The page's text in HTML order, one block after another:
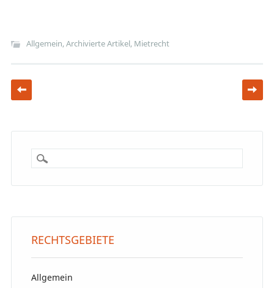
Allgemein, Archivierte Artikel, Mietrecht
Navigation
RECHTSGEBIETE
Allgemein